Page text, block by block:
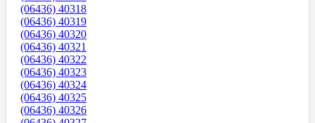
(06436) 40318
(06436) 40319
(06436) 40320
(06436) 40321
(06436) 40322
(06436) 40323
(06436) 40324
(06436) 40325
(06436) 40326